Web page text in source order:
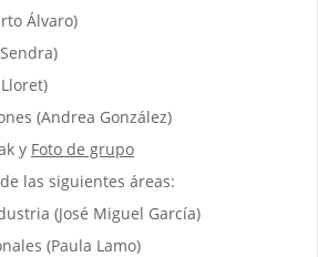
Álvaro)
(Andrea González)
y Foto de grupo
las siguientes áreas:
(José Miguel García)
(Paula Lamo)